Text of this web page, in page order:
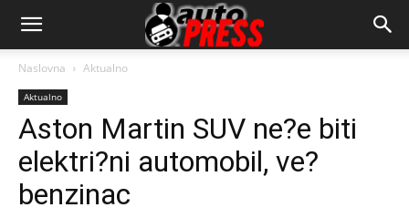
AutopressHR
Naslovna Aktualno
Aktualno
Aston Martin SUV ne?e biti
elektri?ni automobil, ve?
benzinac